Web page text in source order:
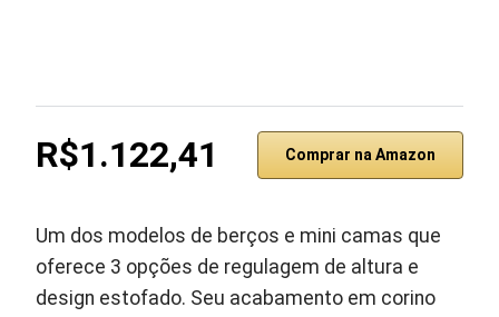
R$1.122,41 Comprar na Amazon
Um dos modelos de berços e mini camas que
oferece 3 opções de regulagem de altura e
design estofado. Seu acabamento em corino